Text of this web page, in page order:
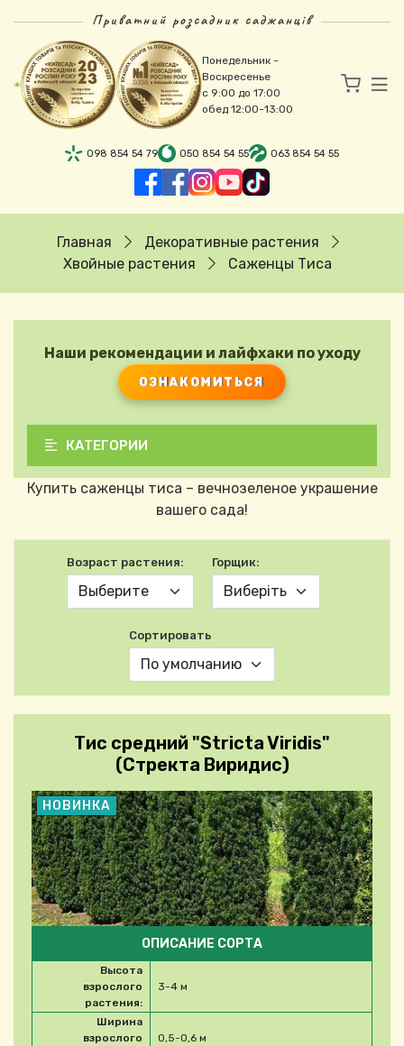
Приватний розсадник саджанців
Понедельник -
Воскресенье
с 9:00 до 17:00
обед 12:00-13:00
098 854 54 79 050 854 54 55 063 854 54 55
Строка навигации
Главная
Декоративные растения
Хвойные растения
Саженцы Тиса
Наши рекомендации и лайфхаки по уходу
ОЗНАКОМИТЬСЯ
КАТЕГОРИИ
Купить саженцы тиса – вечнозеленое украшение
вашего сада!
Возраст растения: Горщик:
Сортировать
Тис средний "Stricta Viridis"
(Стректа Виридис)
НОВИНКА
ОПИСАНИЕ СОРТА
Высота
взрослого
растения:
3-4 м
Ширина
взрослого
0,5-0,6 м